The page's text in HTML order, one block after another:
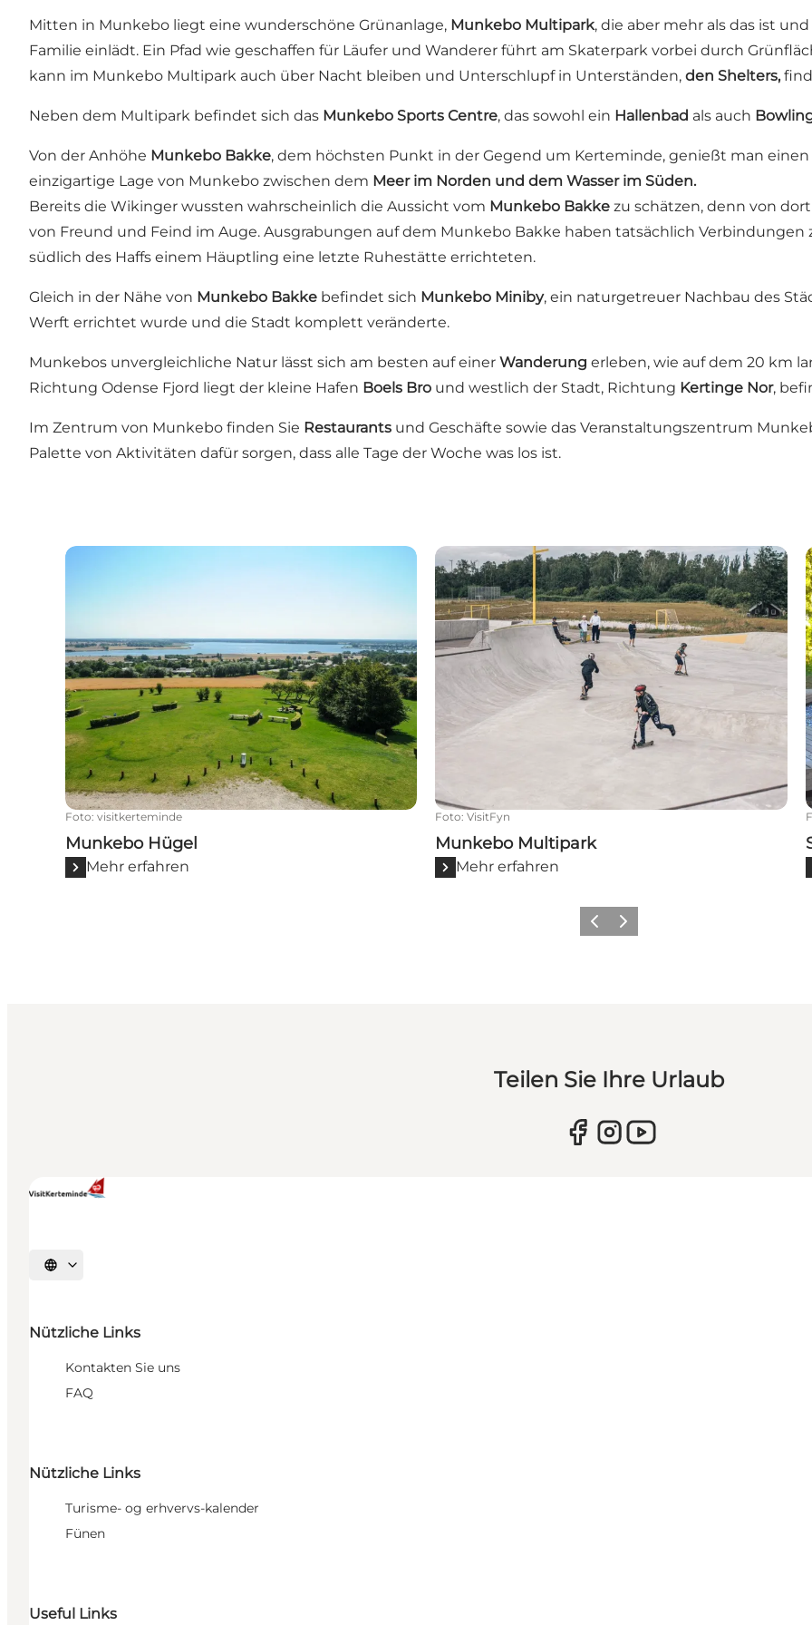
Mitten in Munkebo liegt eine wunderschöne Grünanlage, Munkebo Multipark, die aber mehr als das ist
Familie einlädt. Ein Pfad wie geschaffen für Läufer und Wanderer führt am Skaterpark vorbei durch
kann im Munkebo Multipark auch über Nacht bleiben und Unterschlupf in Unterständen, den Shelters,
Neben dem Multipark befindet sich das Munkebo Sports Centre, das sowohl ein Hallenbad als auch
Von der Anhöhe Munkebo Bakke, dem höchsten Punkt in der Gegend um Kerteminde, genießt man
einzigartige Lage von Munkebo zwischen dem Meer im Norden und dem Wasser im Süden.
Bereits die Wikinger wussten wahrscheinlich die Aussicht vom Munkebo Bakke zu schätzen, denn von
von Freund und Feind im Auge. Ausgrabungen auf dem Munkebo Bakke haben tatsächlich
südlich des Haffs einem Häuptling eine letzte Ruhestätte errichteten.
Gleich in der Nähe von Munkebo Bakke befindet sich Munkebo Miniby, ein naturgetreuer Nachbau des
Werft errichtet wurde und die Stadt komplett veränderte.
Munkebos unvergleichliche Natur lässt sich am besten auf einer Wanderung erleben, wie auf dem 20 km
Richtung Odense Fjord liegt der kleine Hafen Boels Bro und westlich der Stadt, Richtung Kertinge Nor,
Im Zentrum von Munkebo finden Sie Restaurants und Geschäfte sowie das Veranstaltungszentrum
Palette von Aktivitäten dafür sorgen, dass alle Tage der Woche was los ist.
Munkebo Hügel
Foto: visitkerteminde
Munkebo Hügel
Mehr erfahren
Munkebo Multipark
Foto: VisitFyn
Munkebo Multipark
Mehr erfahren
ZurückWeiter
Teilen Sie Ihre Urlaub
Sprache auswählen
Nützliche Links
Kontakten Sie uns
FAQ
Nützliche Links
Turisme- og erhvervs-kalender
Fünen
Useful Links